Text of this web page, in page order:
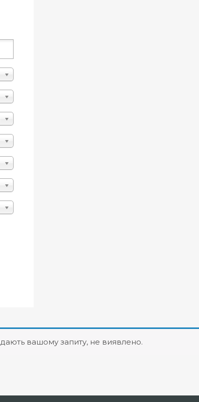
вашому запиту, не виявлено.